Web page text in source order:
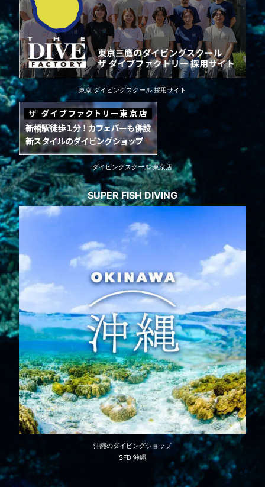
東京 ダイビングスクール 採用サイト
ダイビングスクール 東京店
SUPER FISH DIVING
沖縄のダイビングショップ
SFD 沖縄